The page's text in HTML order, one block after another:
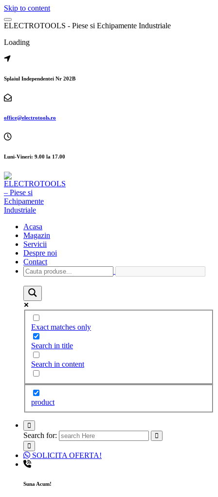
Skip to content
ELECTROTOOLS - Piese si Echipamente Industriale
Loading
Splaiul Independentei Nr 202B
office@electrotools.ro
Luni-Vineri: 9.00 la 17.00
Acasa
Magazin
Servicii
Despre noi
Contact
Exact matches only
Search in title
Search in content
product
Search for:
SOLICITA OFERTA!
Suna Acum!